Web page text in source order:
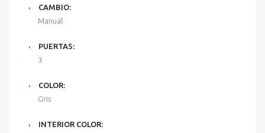
CAMBIO:
Manual
PUERTAS:
3
COLOR:
Gris
INTERIOR COLOR: